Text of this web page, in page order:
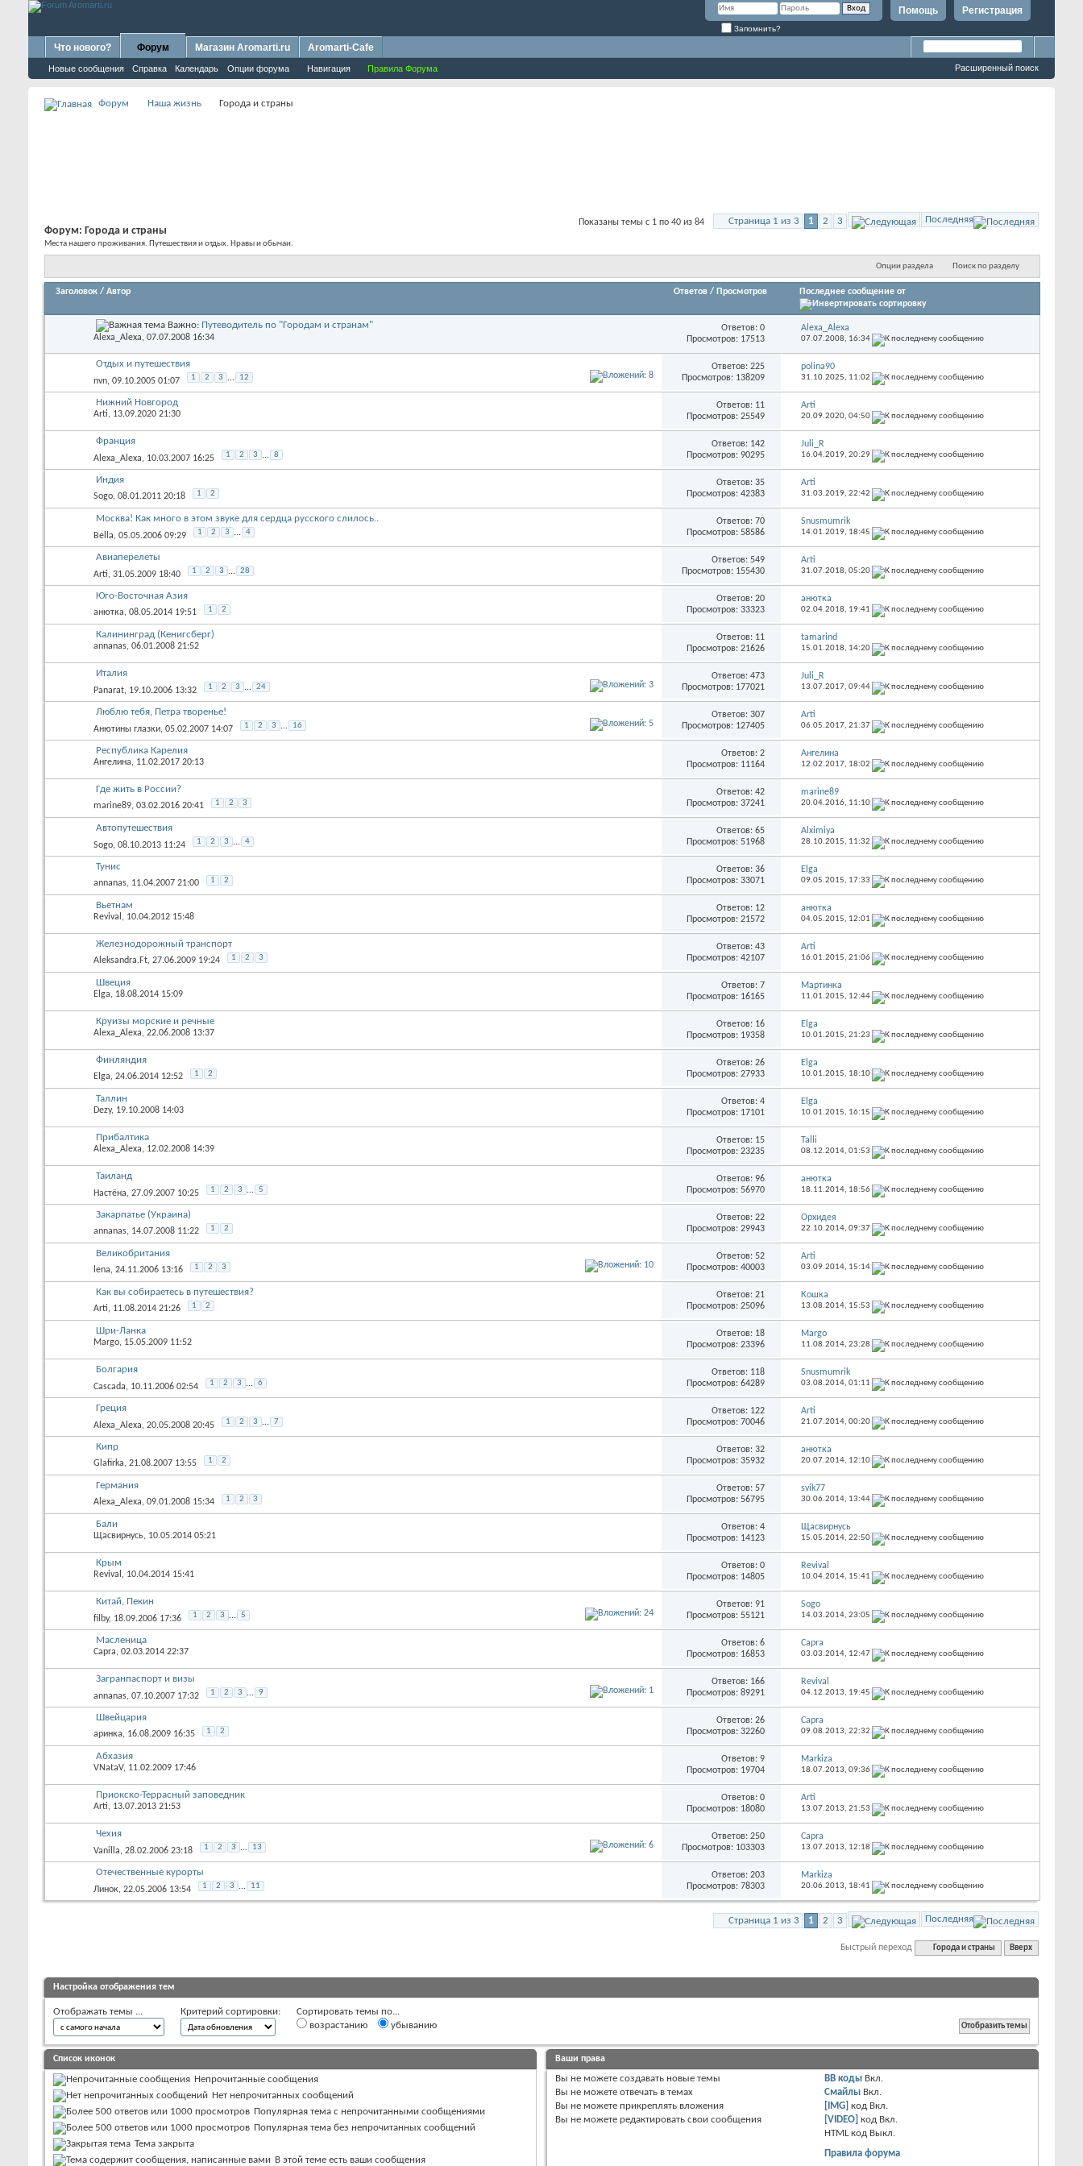
Регистрация
Помощь
Запомнить?
Что нового? Форум
Новые сообщения Справка Календарь Опции форума Навигация Правила Форума
Магазин Aromarti.ru Aromarti-Cafe
Расширенный поиск
Форум Наша жизнь Города и страны
Страница 1 из 3 1 2 3 Последняя
Показаны темы с 1 по 40 из 84
Форум: Города и страны
Места нашего проживания. Путешествия и отдых. Нравы и обычаи.
Опции раздела Поиск по разделу
Заголовок / Автор Ответов / Просмотров Последнее сообщение от
Важно: Путеводитель по "Городам и странам"
Alexa_Alexa, 07.07.2008 16:34
Ответов: 0
Просмотров: 17513
Alexa_Alexa
07.07.2008, 16:34
Отдых и путешествия
nvn, 09.10.2005 01:07 1 2 3 ... 12
Ответов: 225
Просмотров: 138209
polina90
31.10.2025, 11:02
Нижний Новгород
Arti, 13.09.2020 21:30
Ответов: 11
Просмотров: 25549
Arti
20.09.2020, 04:50
Франция
Alexa_Alexa, 10.03.2007 16:25 1 2 3 ... 8
Ответов: 142
Просмотров: 90295
Juli_R
16.04.2019, 20:29
Индия
Sogo, 08.01.2011 20:18 1 2
Ответов: 35
Просмотров: 42383
Arti
31.03.2019, 22:42
Москва! Как много в этом звуке для сердца русского слилось..
Bella, 05.05.2006 09:29 1 2 3 ... 4
Ответов: 70
Просмотров: 58586
Snusmumrik
14.01.2019, 18:45
Авиаперелеты
Arti, 31.05.2009 18:40 1 2 3 ... 28
Ответов: 549
Просмотров: 155430
Arti
31.07.2018, 05:20
Юго-Восточная Азия
анютка, 08.05.2014 19:51 1 2
Ответов: 20
Просмотров: 33323
анютка
02.04.2018, 19:41
Калининград (Кенигсберг)
annanas, 06.01.2008 21:52
Ответов: 11
Просмотров: 21626
tamarind
15.01.2018, 14:20
Италия
Panarat, 19.10.2006 13:32 1 2 3 ... 24
Ответов: 473
Просмотров: 177021
Juli_R
13.07.2017, 09:44
Люблю тебя, Петра творенье!
Анютины глазки, 05.02.2007 14:07 1 2 3 ... 16
Ответов: 307
Просмотров: 127405
Arti
06.05.2017, 21:37
Республика Карелия
Ангелина, 11.02.2017 20:13
Ответов: 2
Просмотров: 11164
Ангелина
12.02.2017, 18:02
Где жить в России?
marine89, 03.02.2016 20:41 1 2 3
Ответов: 42
Просмотров: 37241
marine89
20.04.2016, 11:10
Автопутешествия
Sogo, 08.10.2013 11:24 1 2 3 ... 4
Ответов: 65
Просмотров: 51968
Alximiya
28.10.2015, 11:32
Тунис
annanas, 11.04.2007 21:00 1 2
Ответов: 36
Просмотров: 33071
Elga
09.05.2015, 17:33
Вьетнам
Revival , 10.04.2012 15:48
Ответов: 12
Просмотров: 21572
анютка
04.05.2015, 12:01
Железнодорожный транспорт
Aleksandra.Ft, 27.06.2009 19:24 1 2 3
Ответов: 43
Просмотров: 42107
Arti
16.01.2015, 21:06
Швеция
Elga, 18.08.2014 15:09
Ответов: 7
Просмотров: 16165
Мартинка
11.01.2015, 12:44
Круизы морские и речные
Alexa_Alexa, 22.06.2008 13:37
Ответов: 16
Просмотров: 19358
Elga
10.01.2015, 21:23
Финляндия
Elga, 24.06.2014 12:52 1 2
Ответов: 26
Просмотров: 27933
Elga
10.01.2015, 18:10
Таллин
Dezy, 19.10.2008 14:03
Ответов: 4
Просмотров: 17101
Elga
10.01.2015, 16:15
Прибалтика
Alexa_Alexa, 12.02.2008 14:39
Ответов: 15
Просмотров: 23235
Talli
08.12.2014, 01:53
Таиланд
Настёна, 27.09.2007 10:25 1 2 3 ... 5
Ответов: 96
Просмотров: 56970
анютка
18.11.2014, 18:56
Закарпатье (Украина)
annanas, 14.07.2008 11:22 1 2
Ответов: 22
Просмотров: 29943
Орхидея
22.10.2014, 09:37
Великобритания
lena, 24.11.2006 13:16 1 2 3
Ответов: 52
Просмотров: 40003
Arti
03.09.2014, 15:14
Как вы собираетесь в путешествия?
Arti, 11.08.2014 21:26 1 2
Ответов: 21
Просмотров: 25096
Кошка
13.08.2014, 15:53
Шри-Ланка
Margo, 15.05.2009 11:52
Ответов: 18
Просмотров: 23396
Margo
11.08.2014, 23:28
Болгария
Cascada, 10.11.2006 02:54 1 2 3 ... 6
Ответов: 118
Просмотров: 64289
Snusmumrik
03.08.2014, 01:11
Греция
Alexa_Alexa, 20.05.2008 20:45 1 2 3 ... 7
Ответов: 122
Просмотров: 70046
Arti
21.07.2014, 00:20
Кипр
Glafirka, 21.08.2007 13:55 1 2
Ответов: 32
Просмотров: 35932
анютка
20.07.2014, 12:10
Германия
Alexa_Alexa, 09.01.2008 15:34 1 2 3
Ответов: 57
Просмотров: 56795
svik77
30.06.2014, 13:44
Бали
Щасвирнусь, 10.05.2014 05:21
Ответов: 4
Просмотров: 14123
Щасвирнусь
15.05.2014, 22:50
Крым
Revival , 10.04.2014 15:41
Ответов: 0
Просмотров: 14805
Revival
10.04.2014, 15:41
Китай, Пекин
filby, 18.09.2006 17:36 1 2 3 ... 5
Ответов: 91
Просмотров: 55121
Sogo
14.03.2014, 23:05
Масленица
Capra, 02.03.2014 22:37
Ответов: 6
Просмотров: 16853
Capra
03.03.2014, 12:47
Загранпаспорт и визы
annanas, 07.10.2007 17:32 1 2 3 ... 9
Ответов: 166
Просмотров: 89291
Revival
04.12.2013, 19:45
Швейцария
аринка, 16.08.2009 16:35 1 2
Ответов: 26
Просмотров: 32260
Capra
09.08.2013, 22:32
Абхазия
VNataV, 11.02.2009 17:46
Ответов: 9
Просмотров: 19704
Markiza
18.07.2013, 09:36
Приокско-Террасный заповедник
Arti, 13.07.2013 21:53
Ответов: 0
Просмотров: 18080
Arti
13.07.2013, 21:53
Чехия
Vanilla, 28.02.2006 23:18 1 2 3 ... 13
Ответов: 250
Просмотров: 103303
Capra
13.07.2013, 12:18
Отечественные курорты
Линок, 22.05.2006 13:54 1 2 3 ... 11
Ответов: 203
Просмотров: 78303
Markiza
20.06.2013, 18:41
Страница 1 из 3 1 2 3 Последняя
Быстрый переход Города и страны Вверх
Настройка отображения тем
Отображать темы ... Критерий сортировки:
Сортировать темы по...
возрастанию
убыванию
Список иконок
Непрочитанные сообщения
Нет непрочитанных сообщений
Популярная тема с непрочитанными сообщениями
Популярная тема без непрочитанных сообщений
Тема закрыта
В этой теме есть ваши сообщения
Ваши права
Вы не можете создавать новые темы
Вы не можете отвечать в темах
Вы не можете прикреплять вложения
Вы не можете редактировать свои сообщения
BB коды Вкл.
Смайлы Вкл.
[IMG] код Вкл.
[VIDEO] код Вкл.
HTML код Выкл.
Правила форума